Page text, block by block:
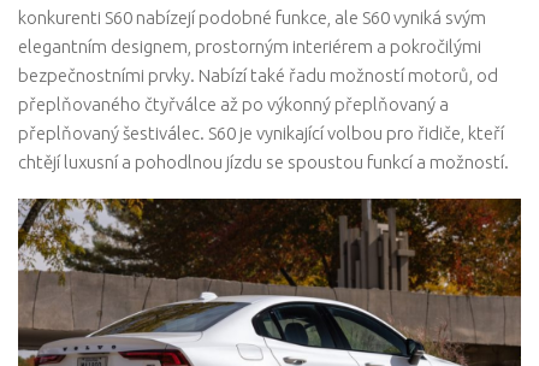
konkurenti S60 nabízejí podobné funkce, ale S60 vyniká svým
elegantním designem, prostorným interiérem a pokročilými
bezpečnostními prvky. Nabízí také řadu možností motorů, od
přeplňovaného čtyřválce až po výkonný přeplňovaný a
přeplňovaný šestiválec. S60 je vynikající volbou pro řidiče, kteří
chtějí luxusní a pohodlnou jízdu se spoustou funkcí a možností.